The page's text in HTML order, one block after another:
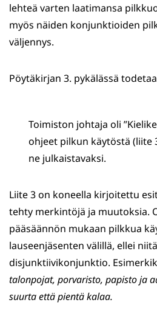
lehteä varten laatimansa
myös näiden konjunktioiden
väljennys.
Pöytäkirjan 3. pykälässä
Toimiston johtaja oli
ohjeet pilkun käytöstä (liite
ne julkaistavaksi.
Liite 3 on koneella kirjoitettu
tehty merkintöjä ja muutoksia.
pääsäännön mukaan pilkkua
lauseenjäsenten välillä, ellei
disjunktiivikonjunktio.
talonpojat, porvaristo, papisto ja
suurta että pientä kalaa.